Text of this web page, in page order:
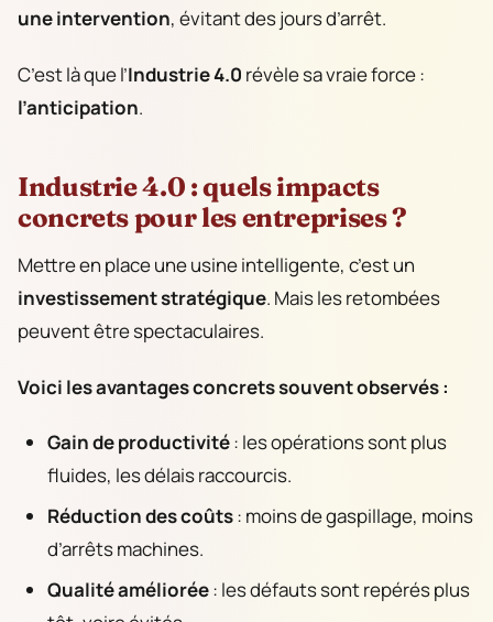
une intervention, évitant des jours d’arrêt.
C’est là que l’Industrie 4.0 révèle sa vraie force :
l’anticipation.
Industrie 4.0 : quels impacts
concrets pour les entreprises ?
Mettre en place une usine intelligente, c’est un
investissement stratégique. Mais les retombées
peuvent être spectaculaires.
Voici les avantages concrets souvent observés :
Gain de productivité: les opérations sont plus
fluides, les délais raccourcis.
Réduction des coûts: moins de gaspillage, moins
d’arrêts machines.
Qualité améliorée: les défauts sont repérés plus